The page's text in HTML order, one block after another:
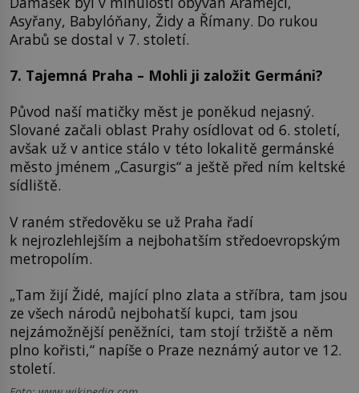
Asyřany, Babylóňany, Židy a Římany. Do rukou
Arabů se dostal v 7. století.
7. Tajemná Praha – Mohli ji založit Germáni?
Původ naší matičky měst je poněkud nejasný.
Slované začali oblast Prahy osídlovat od 6. století,
avšak už v antice stálo v této lokalitě germánské
město jménem „Casurgis“ a ještě před ním keltské
sídliště.
V raném středověku se už Praha řadí
k nejrozlehlejším a nejbohatším středoevropským
metropolím.
„Tam žijí Židé, mající plno zlata a stříbra, tam jsou
ze všech národů nejbohatší kupci, tam jsou
nejzámožnější peněžníci, tam stojí tržiště a něm
plno kořisti,“ napíše o Praze neznámý autor ve 12.
století.